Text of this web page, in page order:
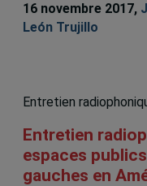
16 novembre 2017,
León Trujillo
Entretien
Entretien
espaces
gauches en